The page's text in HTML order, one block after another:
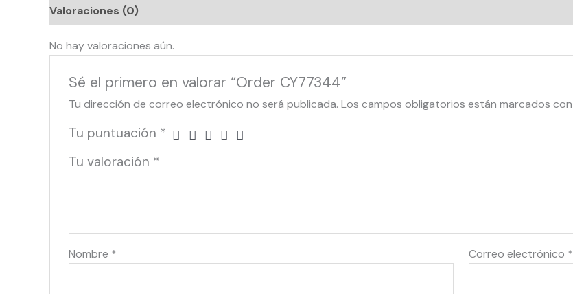
Valoraciones (0)
No hay valoraciones aún.
Sé el primero en valorar “Order CY77344”
Tu dirección de correo electrónico no será publicada. Los campos obligatorios están marcados con
Tu puntuación *
Tu valoración *
Nombre * Correo electrónico *